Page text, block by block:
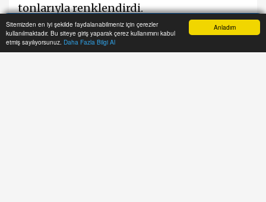
Anladım
Sitemizden en iyi şekilde faydalanabilmeniz için çerezler
kullanılmaktadır. Bu siteye giriş yaparak çerez kullanımını kabul
etmiş sayılıyorsunuz. Daha Fazla Bilgi Al
tonlarıyla renklendirdi.
Koruma altında bulunan ve yılda yalnızca
Anasayfa Yazarlar Haber Ara İhbar Hattı Menu